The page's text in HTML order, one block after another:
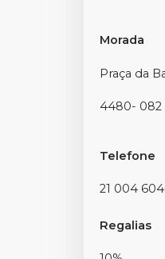
Morada
Praça da
4480- 082
Telefone
21 004
Regalias